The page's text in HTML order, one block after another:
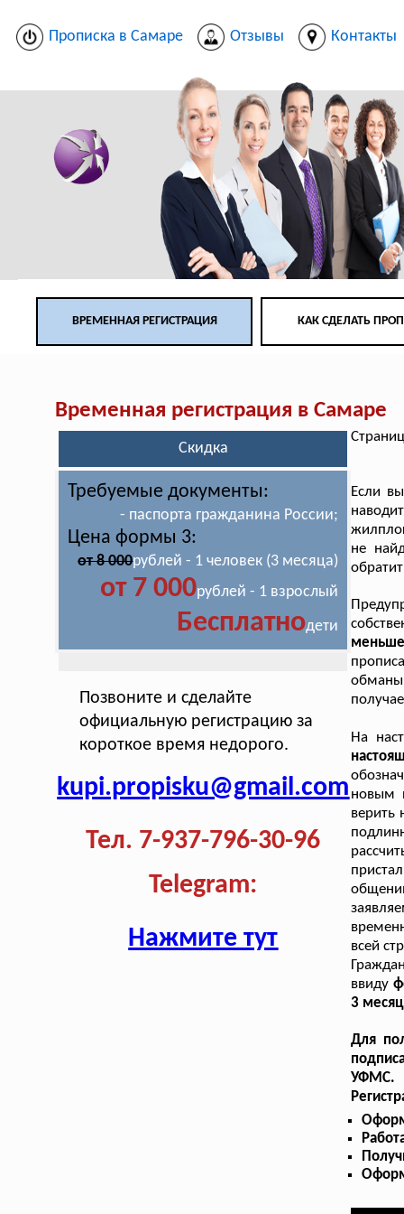
Прописка в Самаре Отзывы Контакты
ВРЕМЕННАЯ РЕГИСТРАЦИЯ КАК СДЕЛАТЬ
Временная регистрация в Самаре
Скидка
Требуемые документы:
- паспорта гражданина России;
Цена формы 3:
от 8 000рублей - 1 человек (3 месяца)
от 7 000рублей - 1 взрослый
Бесплатнодети
Позвоните и сделайте
официальную регистрацию за
короткое время недорого.
kupi.propisku@gmail.com
Тел. 7-937-796-30-96
Telegram:
Нажмите тут
Если
не
На
новым
верить
всей
ввиду
3
Для
УФМС.